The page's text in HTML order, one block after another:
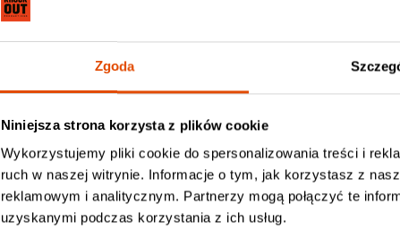
Zgoda
Niniejsza strona korzysta z plików cookie
Wykorzystujemy pliki cookie do spersonalizowania treści i
ruch w naszej witrynie. Informacje o tym, jak korzystasz z
reklamowym i analitycznym. Partnerzy mogą połączyć te
uzyskanymi podczas korzystania z ich usług.